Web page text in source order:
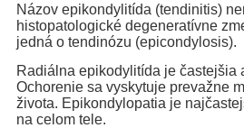
Názov epikondylitída (tendinitis)
histopatologické degeneratívne
jedná o tendinózu (epicondylosis).
Radiálna epikodylitída je častejšia
Ochorenie sa vyskytuje prevažne
života. Epikondylopatia je
na celom tele.